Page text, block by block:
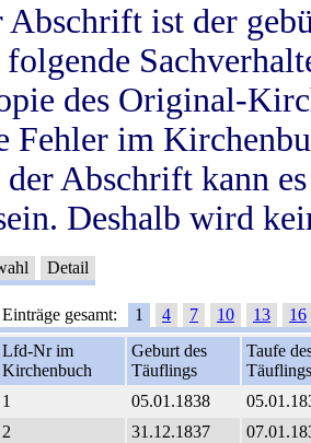
Abschrift ist der
des Original-
Fehler im
Abschrift kann
Deshalb wird
Detail
gesamt: 1 4 7 10 13
16
Lfd-Nr im
Kirchenbuch
Geburt des
Täuflings
Taufe
Täuflings
1 05.01.1838
2 31.12.1837